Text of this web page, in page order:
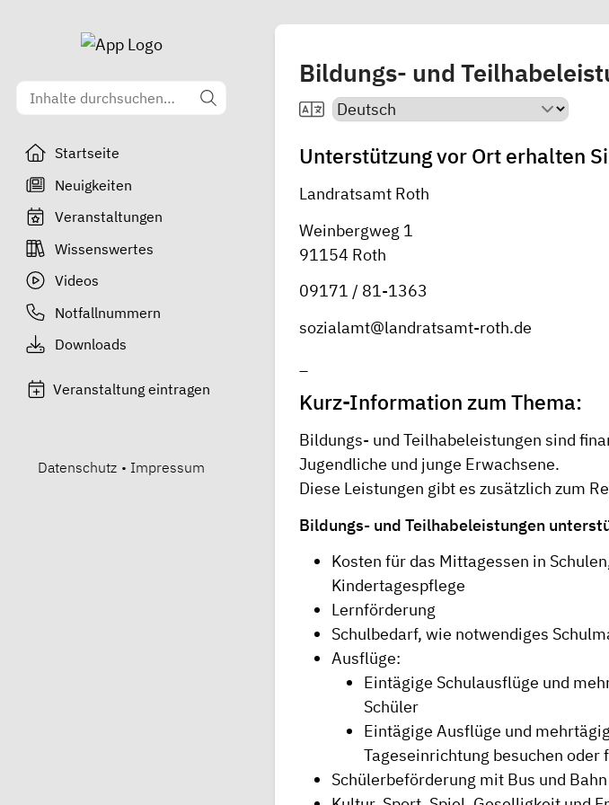
Startseite
Neuigkeiten
Veranstaltungen
Wissenswertes
Videos
Notfallnummern
Downloads
Veranstaltung eintragen
Datenschutz • Impressum
Bildungs- und
Unterstützung vor Ort erhalten
Landratsamt Roth
Weinbergweg 1
91154 Roth
09171 / 81-1363
sozialamt@landratsamt-roth.de
Kurz-Information zum Thema:
Bildungs- und Teilhabeleistungen sind
Jugendliche und junge Erwachsene.
Diese Leistungen gibt es zusätzlich zum
Bildungs- und Teilhabeleistungen
Kosten für das Mittagessen in
Kindertagespflege
Lernförderung
Schulbedarf, wie notwendiges
Ausflüge:
Eintägige Schulausflüge und
Schüler
Eintägige Ausflüge und
Tageseinrichtung besuchen
Schülerbeförderung mit Bus und Bahn